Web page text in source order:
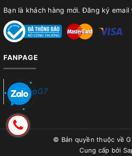
Bạn là khách hàng mới. Đăng ký email
FANPAGE
ShopG7
© Bản quyền thuộc về
Cung cấp bởi